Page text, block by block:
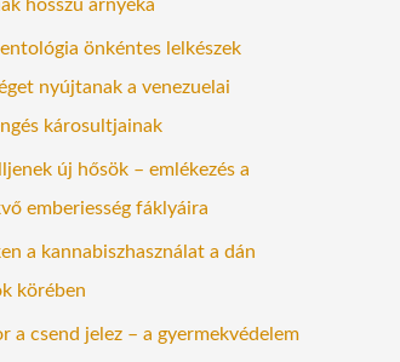
hosszú árnyéka
önkéntes lelkészek
nyújtanak a venezuelai
károsultjainak
új hősök – emlékezés a
emberiesség fáklyáira
a kannabiszhasználat a dán
körében
a csend jelez – a gyermekvédelem